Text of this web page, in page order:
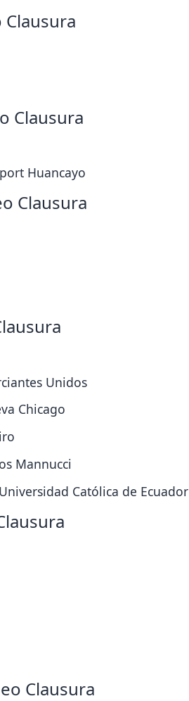
Clausura
Clausura
Huancayo
Clausura
Unidos
Chicago
Mannucci
Católica de Ecuador
Clausura